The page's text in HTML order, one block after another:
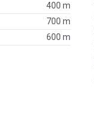
400 m
700 m
600 m